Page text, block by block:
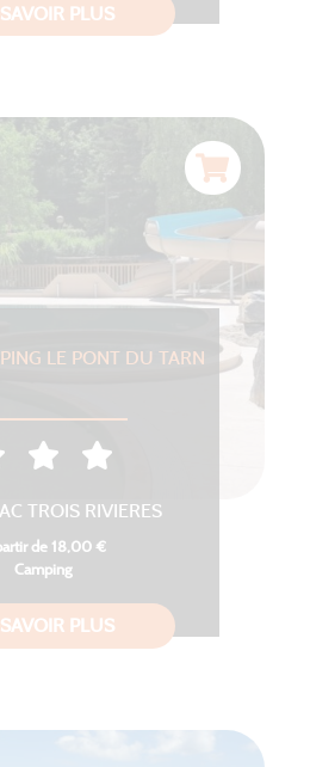
PLUS
LE PONT DU TARN
TROIS RIVIERES
de 18,00 €
Camping
PLUS